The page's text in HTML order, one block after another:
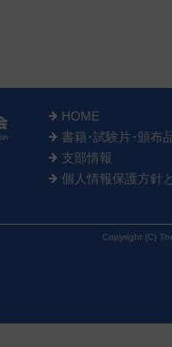
HOME
書籍･試験片･頒布
支部情報
個人情報保護方針
Copyright (C)